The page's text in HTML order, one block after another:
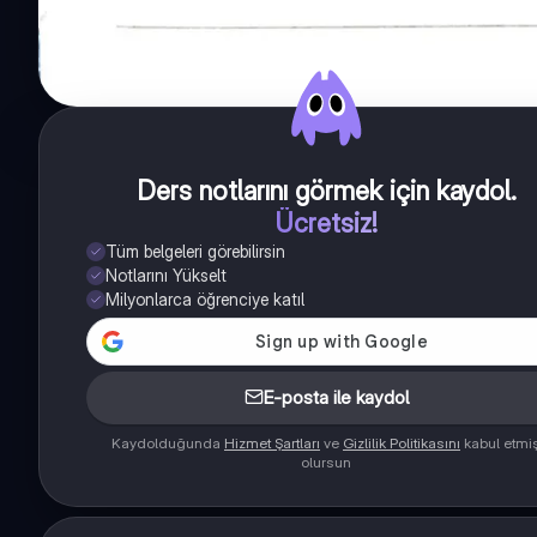
Ders notlarını görmek için kaydol.
Ücretsiz!
Tüm belgeleri görebilirsin
Notlarını Yükselt
Milyonlarca öğrenciye katıl
E-posta ile kaydol
Kaydolduğunda Hizmet Şartları ve Gizlilik Politikasını kabul
olursun